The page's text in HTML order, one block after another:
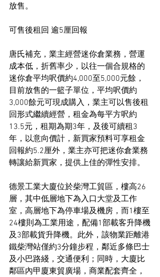
放售。
可售後租回 逾5厘回報
唐氏補充，業主經營迷你倉業務，營運
成本低，折舊率少，以往一個合規格的
迷你倉平均呎價約4,000至5,000元餘，
目前放售的一籃子單位，平均呎價約
3,000餘元可現成購入，業主可以售後租
回形式繼續經營，租金為每平方呎約
13.5元，租期為期3年，及後可續租3
年，以意向價計，新買家預料可享租金
回報約5.2厘外，業主亦可把迷你倉業務
轉讓給新買家，提供上佳的彈性安排。
德景工業大廈位於柴灣工貿區，樓高26
層，其中低層地下為入口大堂及工作
室，高層地下為停車場及機房，而1樓至
24樓則為工業用途，配備1部載客升降機
及3部載貨升降機。此外，該物業距離港
鐵柴灣站僅約3分鐘步程，鄰近多條巴士
及小巴路綫，交通便利；同時，大廈比
鄰區內甲廈東貿廣場，商業配套齊全，